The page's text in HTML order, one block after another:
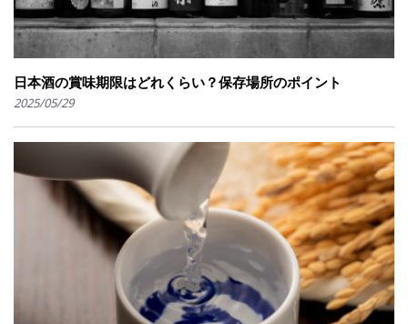
日本酒の賞味期限はどれくらい？保存場所のポイント
2025/05/29